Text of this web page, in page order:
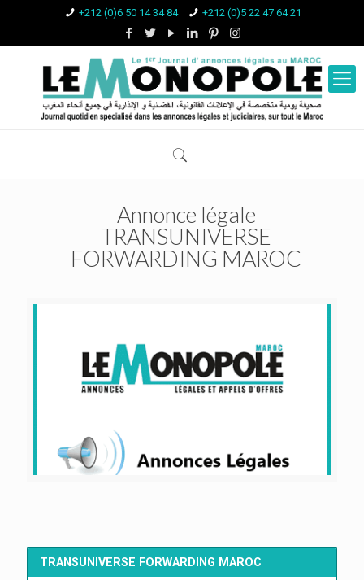
+212 (0)6 50 14 34 84 +212 (0)5 22 47 64 21
Annonce légale
TRANSUNIVERSE
FORWARDING MAROC
TRANSUNIVERSE FORWARDING MAROC